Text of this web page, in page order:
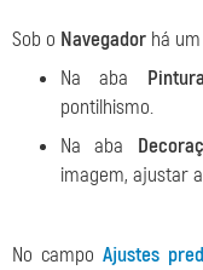
Sob o Navegador há um
Na aba Pintura
pontilhismo.
Na aba
imagem, ajustar a
No campoAjustes